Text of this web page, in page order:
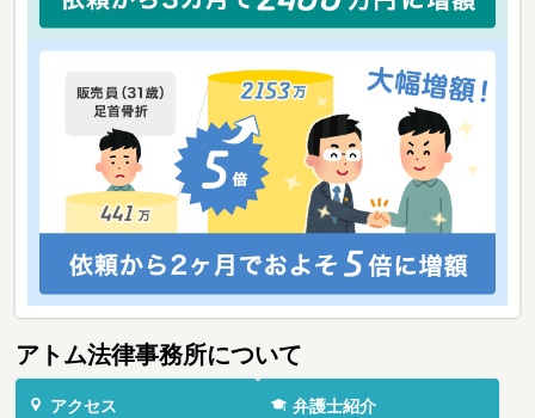
アトム法律事務所について
アクセス 弁護士紹介